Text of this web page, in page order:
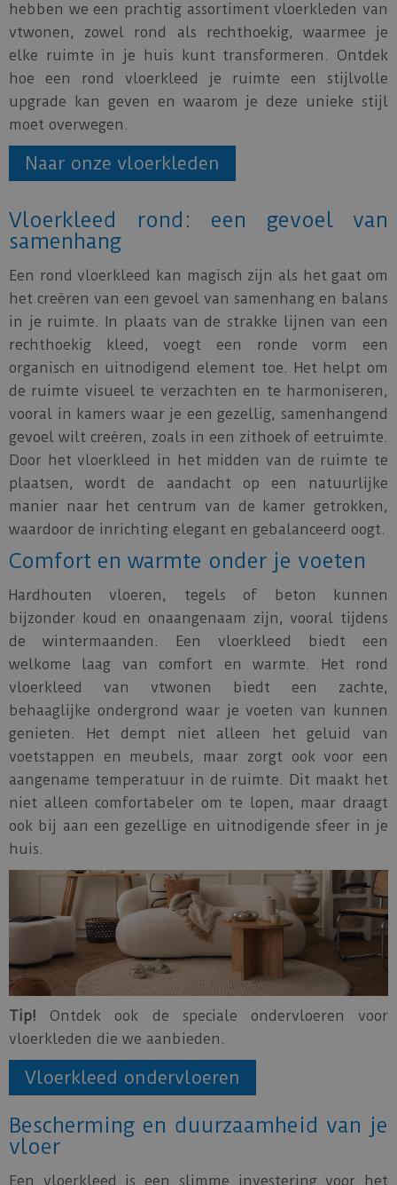
hebben we een prachtig assortiment vloerkleden van
vtwonen, zowel rond als rechthoekig, waarmee je
elke ruimte in je huis kunt transformeren. Ontdek
hoe een rond vloerkleed je ruimte een stijlvolle
upgrade kan geven en waarom je deze unieke stijl
moet overwegen.
Naar onze vloerkleden
Vloerkleed rond: een gevoel van
samenhang
Een rond vloerkleed kan magisch zijn als het gaat om
het creëren van een gevoel van samenhang en balans
in je ruimte. In plaats van de strakke lijnen van een
rechthoekig kleed, voegt een ronde vorm een
organisch en uitnodigend element toe. Het helpt om
de ruimte visueel te verzachten en te harmoniseren,
vooral in kamers waar je een gezellig, samenhangend
gevoel wilt creëren, zoals in een zithoek of eetruimte.
Door het vloerkleed in het midden van de ruimte te
plaatsen, wordt de aandacht op een natuurlijke
manier naar het centrum van de kamer getrokken,
waardoor de inrichting elegant en gebalanceerd oogt.
Comfort en warmte onder je voeten
Hardhouten vloeren, tegels of beton kunnen
bijzonder koud en onaangenaam zijn, vooral tijdens
de wintermaanden. Een vloerkleed biedt een
welkome laag van comfort en warmte. Het rond
vloerkleed van vtwonen biedt een zachte,
behaaglijke ondergrond waar je voeten van kunnen
genieten. Het dempt niet alleen het geluid van
voetstappen en meubels, maar zorgt ook voor een
aangename temperatuur in de ruimte. Dit maakt het
niet alleen comfortabeler om te lopen, maar draagt
ook bij aan een gezellige en uitnodigende sfeer in je
huis.
Tip! Ontdek ook de speciale ondervloeren voor
vloerkleden die we aanbieden.
Vloerkleed ondervloeren
Bescherming en duurzaamheid van je
vloer
Een vloerkleed is een slimme investering voor het